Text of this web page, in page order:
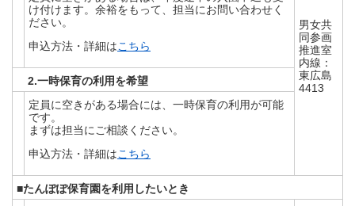
男女共
同参画
推進室
内線：
東広島
4413
け付けます。余裕をもって、担当にお問い合わせく
ださい。
申込方法・詳細はこちら
2.一時保育の利用を希望
定員に空きがある場合には、一時保育の利用が可能
です。
まずは担当にご相談ください。
申込方法・詳細はこちら
■たんぽぽ保育園を利用したいとき